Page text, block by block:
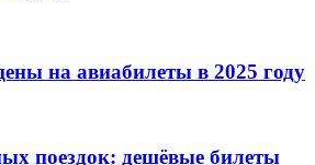
на авиабилеты в 2025 году
поездок: дешёвые билеты